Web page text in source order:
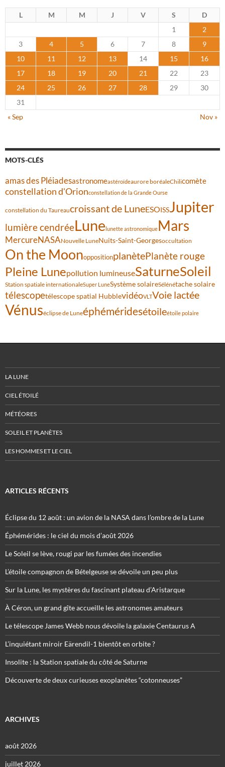
L M M J V S
D
1
2
3
4 5 6 7 8
9
10
11 12 13 14 15
16
17
18 19 20 21 22
23
24
25 26 27 28 29
30
31
« Sep
Nov »
MOTS-CLÉS
amas des Pléiadesastronomeastéroïdeaurore boréaleChilicomète
constellation d'Orionconstellation de la Grande Ourse
constellation du Taureaucroissant de LuneESOISSJupiter
lumière cendréeLunelunette astronomiqueMars
MercureNASANouvelle LuneNuits-Saint-Georgesoccultation
On the MoonoppositionplanètePlanète rouge
Pleine Lunepollution lumineuseSaturneSoleil
Station spatiale internationaleSuper LuneSystème solaireSélénétache solaire
télescopetélescope spatial HubblevidéoVLTVoie lactée
Vénuséclipse de Luneéphéméridesétoileétoile polaire
LA LUNE
CIEL ÉTOILÉ
MÉTÉORES
SOLEIL ET PLANÈTES
LES HOMMES ET LE CIEL
ARTICLES RÉCENTS
Éclipse du 12 août : un avion de la NASA dans l’ombre de la Lune
Éphémérides : le ciel du mois d’août 2026
Le Soleil se lève, rougi par les fumées des incendies
L’étoile compagnon de Bételgeuse se dévoile un peu plus
Sur la Lune, les mystères du fascinant plateau d’Aristarque
À Céron, un grand gîte accueille les astronomes amateurs
Le télescope James Webb nous dévoile la galaxie Centaurus A
L’inquiétant miroir Eärendil-1 bientôt en orbite ?
Insolite : la Station spatiale du côté de Saturne
Découverte de deux curieuses exoplanètes “cotonneuses”
ARCHIVES
août 2026
juillet 2026